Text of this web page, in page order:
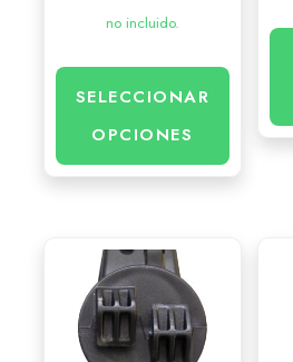
no incluido.
SELECCIONAR
OPCIONES